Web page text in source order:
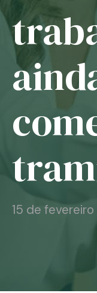
Convênios
Notícias
Associe-
15 de fevereiro